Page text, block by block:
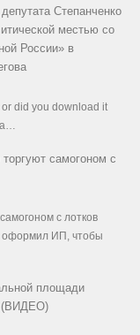
Степанченко
местью со
России» в
did you download it
самогоном с
с лотков
ИП, чтобы
площади
(ВИДЕО)